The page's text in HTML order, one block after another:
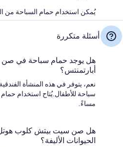
يُمكن استخدام حمام السباحة من الساعة 10 صباحاً
أسئلة متكررة
هل يوجد حمام سباحة في
أبارتمنتس؟
مساءً.
هل صن سيت بيتش كلوب هوتل
الحيوانات الأليفة؟